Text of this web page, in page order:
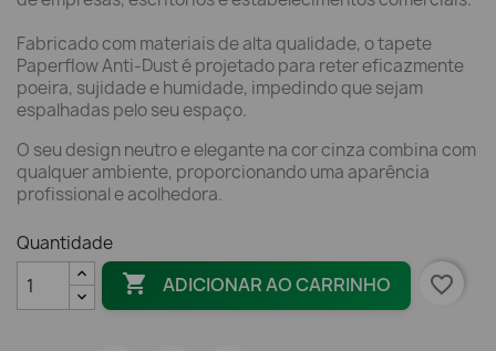
Fabricado com materiais de alta qualidade, o tapete
Paperflow Anti-Dust é projetado para reter eficazmente
poeira, sujidade e humidade, impedindo que sejam
espalhadas pelo seu espaço.
O seu design neutro e elegante na cor cinza combina com
qualquer ambiente, proporcionando uma aparência
profissional e acolhedora.
Quantidade
 ADICIONAR AO CARRINHO favorite_border